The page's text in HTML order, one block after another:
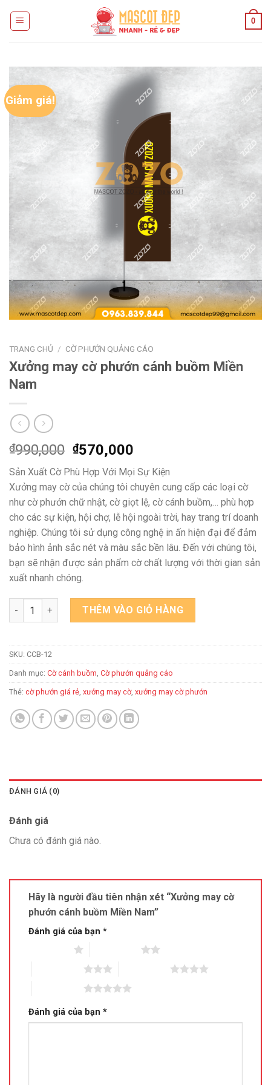
0
Giảm giá!
TRANG CHỦ / CỜ PHƯỚN QUẢNG CÁO
Xưởng may cờ phướn cánh buồm Miền
Nam
₫990,000 Giá
gốc
là:
₫990,000.
₫570,000
hiện
tại
là:
₫570,000.
Sản Xuất Cờ Phù Hợp Với Mọi Sự Kiện
Xưởng may cờ của chúng tôi chuyên cung cấp các loại cờ
như cờ phướn chữ nhật, cờ giọt lệ, cờ cánh buồm,… phù hợp
cho các sự kiện, hội chợ, lễ hội ngoài trời, hay trang trí doanh
nghiệp. Chúng tôi sử dụng công nghệ in ấn hiện đại để đảm
bảo hình ảnh sắc nét và màu sắc bền lâu. Đến với chúng tôi,
bạn sẽ nhận được sản phẩm cờ chất lượng với thời gian sản
xuất nhanh chóng.
Xưởng may cờ phướn cánh buồm Miền Nam số lượng
THÊM VÀO GIỎ HÀNG
SKU: CCB-12
Danh mục: Cờ cánh buồm, Cờ phướn quảng cáo
Thẻ: cờ phướn giá rẻ, xưởng may cờ, xưởng may cờ phướn
ĐÁNH GIÁ (0)
Đánh giá
Chưa có đánh giá nào.
Hãy là người đầu tiên nhận xét “Xưởng may cờ
phướn cánh buồm Miền Nam”
Đánh giá của bạn *
Đánh giá của bạn *